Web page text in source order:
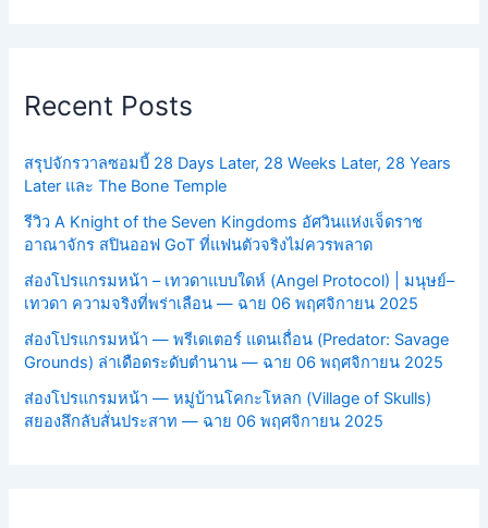
Recent Posts
สรุปจักรวาลซอมบี้ 28 Days Later, 28 Weeks Later, 28 Years
Later และ The Bone Temple
รีวิว A Knight of the Seven Kingdoms อัศวินแห่งเจ็ดราช
อาณาจักร สปินออฟ GoT ที่แฟนตัวจริงไม่ควรพลาด
ส่องโปรแกรมหน้า – เทวดาแบบใดห์ (Angel Protocol) | มนุษย์–
เทวดา ความจริงที่พร่าเลือน — ฉาย 06 พฤศจิกายน 2025
ส่องโปรแกรมหน้า — พรีเดเตอร์ แดนเถื่อน (Predator: Savage
Grounds) ล่าเดือดระดับตำนาน — ฉาย 06 พฤศจิกายน 2025
ส่องโปรแกรมหน้า — หมู่บ้านโคกะโหลก (Village of Skulls)
สยองลึกลับสั่นประสาท — ฉาย 06 พฤศจิกายน 2025